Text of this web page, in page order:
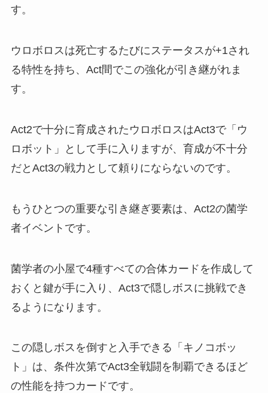
す。
ウロボロスは死亡するたびにステータスが+1され
る特性を持ち、Act間でこの強化が引き継がれま
す。
Act2で十分に育成されたウロボロスはAct3で「ウ
ロボット」として手に入りますが、育成が不十分
だとAct3の戦力として頼りにならないのです。
もうひとつの重要な引き継ぎ要素は、Act2の菌学
者イベントです。
菌学者の小屋で4種すべての合体カードを作成して
おくと鍵が手に入り、Act3で隠しボスに挑戦でき
るようになります。
この隠しボスを倒すと入手できる「キノコボッ
ト」は、条件次第でAct3全戦闘を制覇できるほど
の性能を持つカードです。